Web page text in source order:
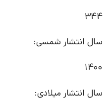
344
سال انتشار شمسی:
1400
سال انتشار میلادی: